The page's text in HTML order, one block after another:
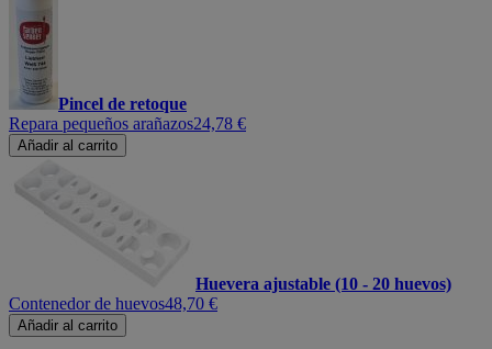
Pincel de retoque
Repara pequeños arañazos24,78 €
Añadir al carrito
Huevera ajustable (10 - 20 huevos)
Contenedor de huevos48,70 €
Añadir al carrito